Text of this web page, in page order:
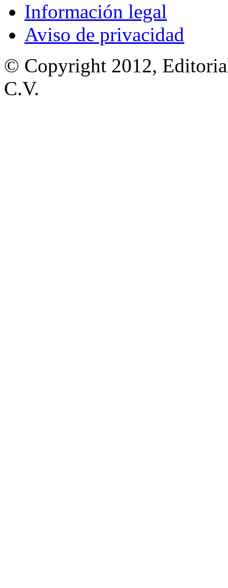
Información legal
Aviso de privacidad
© Copyright 2012,
C.V.